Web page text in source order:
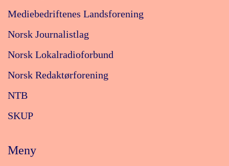
Mediebedriftenes Landsforening
Norsk Journalistlag
Norsk Lokalradioforbund
Norsk Redaktørforening
NTB
SKUP
Meny